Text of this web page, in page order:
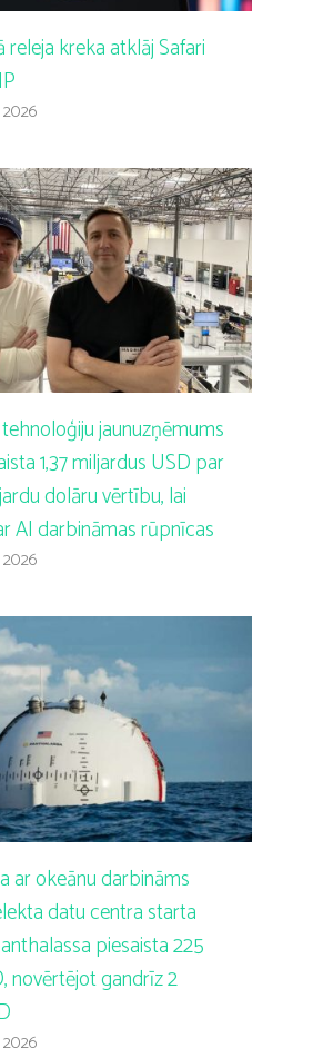
releja kreka atklāj Safari
jaunuzņēmums
1,37 miljardus USD par
dolāru vērtību, lai
AI darbināmas rūpnīcas
ar okeānu darbināms
datu centra starta
piesaista 225
novērtējot gandrīz 2